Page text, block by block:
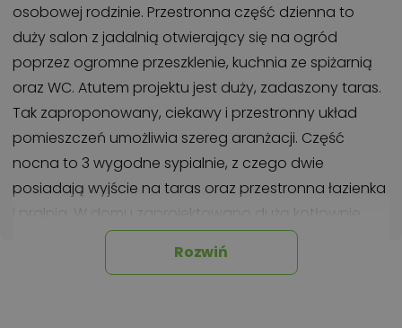
osobowej rodzinie. Przestronna część dzienna to
duży salon z jadalnią otwierający się na ogród
poprzez ogromne przeszklenie, kuchnia ze spiżarnią
oraz WC. Atutem projektu jest duży, zadaszony taras.
Tak zaproponowany, ciekawy i przestronny układ
pomieszczeń umożliwia szereg aranżacji. Część
nocna to 3 wygodne sypialnie, z czego dwie
posiadają wyjście na taras oraz przestronna łazienka
i pralnia. W domu zaprojektowano dużą kotłownię
dostępną z wiatrołapu, której parametry pozwalają
na montaż kotła na każdy rodzaj paliwa, w tym na
Rozwiń